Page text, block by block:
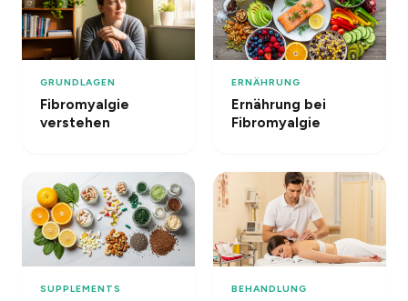
GRUNDLAGEN
Fibromyalgie
verstehen
ERNÄHRUNG
Ernährung bei
Fibromyalgie
SUPPLEMENTS BEHANDLUNG